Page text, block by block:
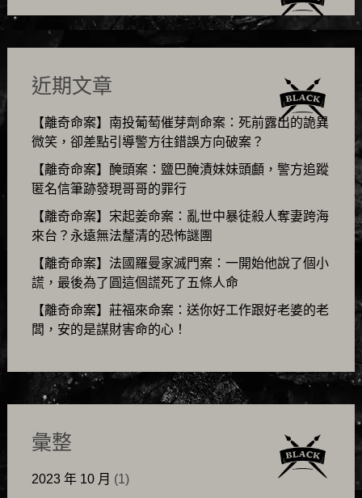
近期文章
【離奇命案】南投葡萄催芽劑命案：死前露出的詭異
微笑，卻差點引導警方往錯誤方向破案？
【離奇命案】醃頭案：鹽巴醃漬妹妹頭顱，警方追蹤
匿名信筆跡發現哥哥的罪行
【離奇命案】宋起姜命案：亂世中暴徒殺人奪妻跨海
來台？永遠無法釐清的恐怖謎團
【離奇命案】法國羅曼家滅門案：一開始他說了個小
謊，最後為了圓這個謊死了五條人命
【離奇命案】莊福來命案：送你好工作跟好老婆的老
闆，安的是謀財害命的心！
彙整
2023 年 10 月 (1)